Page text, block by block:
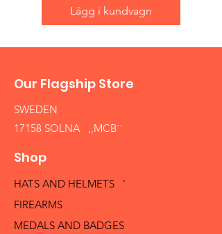
Lägg i kundvagn
Our Flagship Store
SWEDEN
17158 SOLNA ,,MCB´´
Shop
HATS AND HELMETS '
FIREARMS
MEDALS AND BADGES